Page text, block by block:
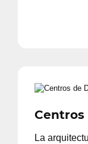
Centros
La